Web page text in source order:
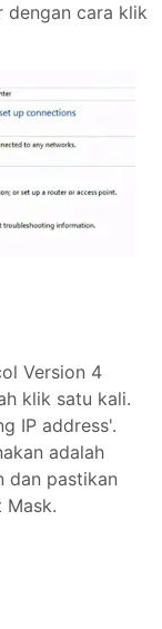
dengan cara klik
Version 4
klik satu kali.
IP address'.
adalah
dan pastikan
Mask.